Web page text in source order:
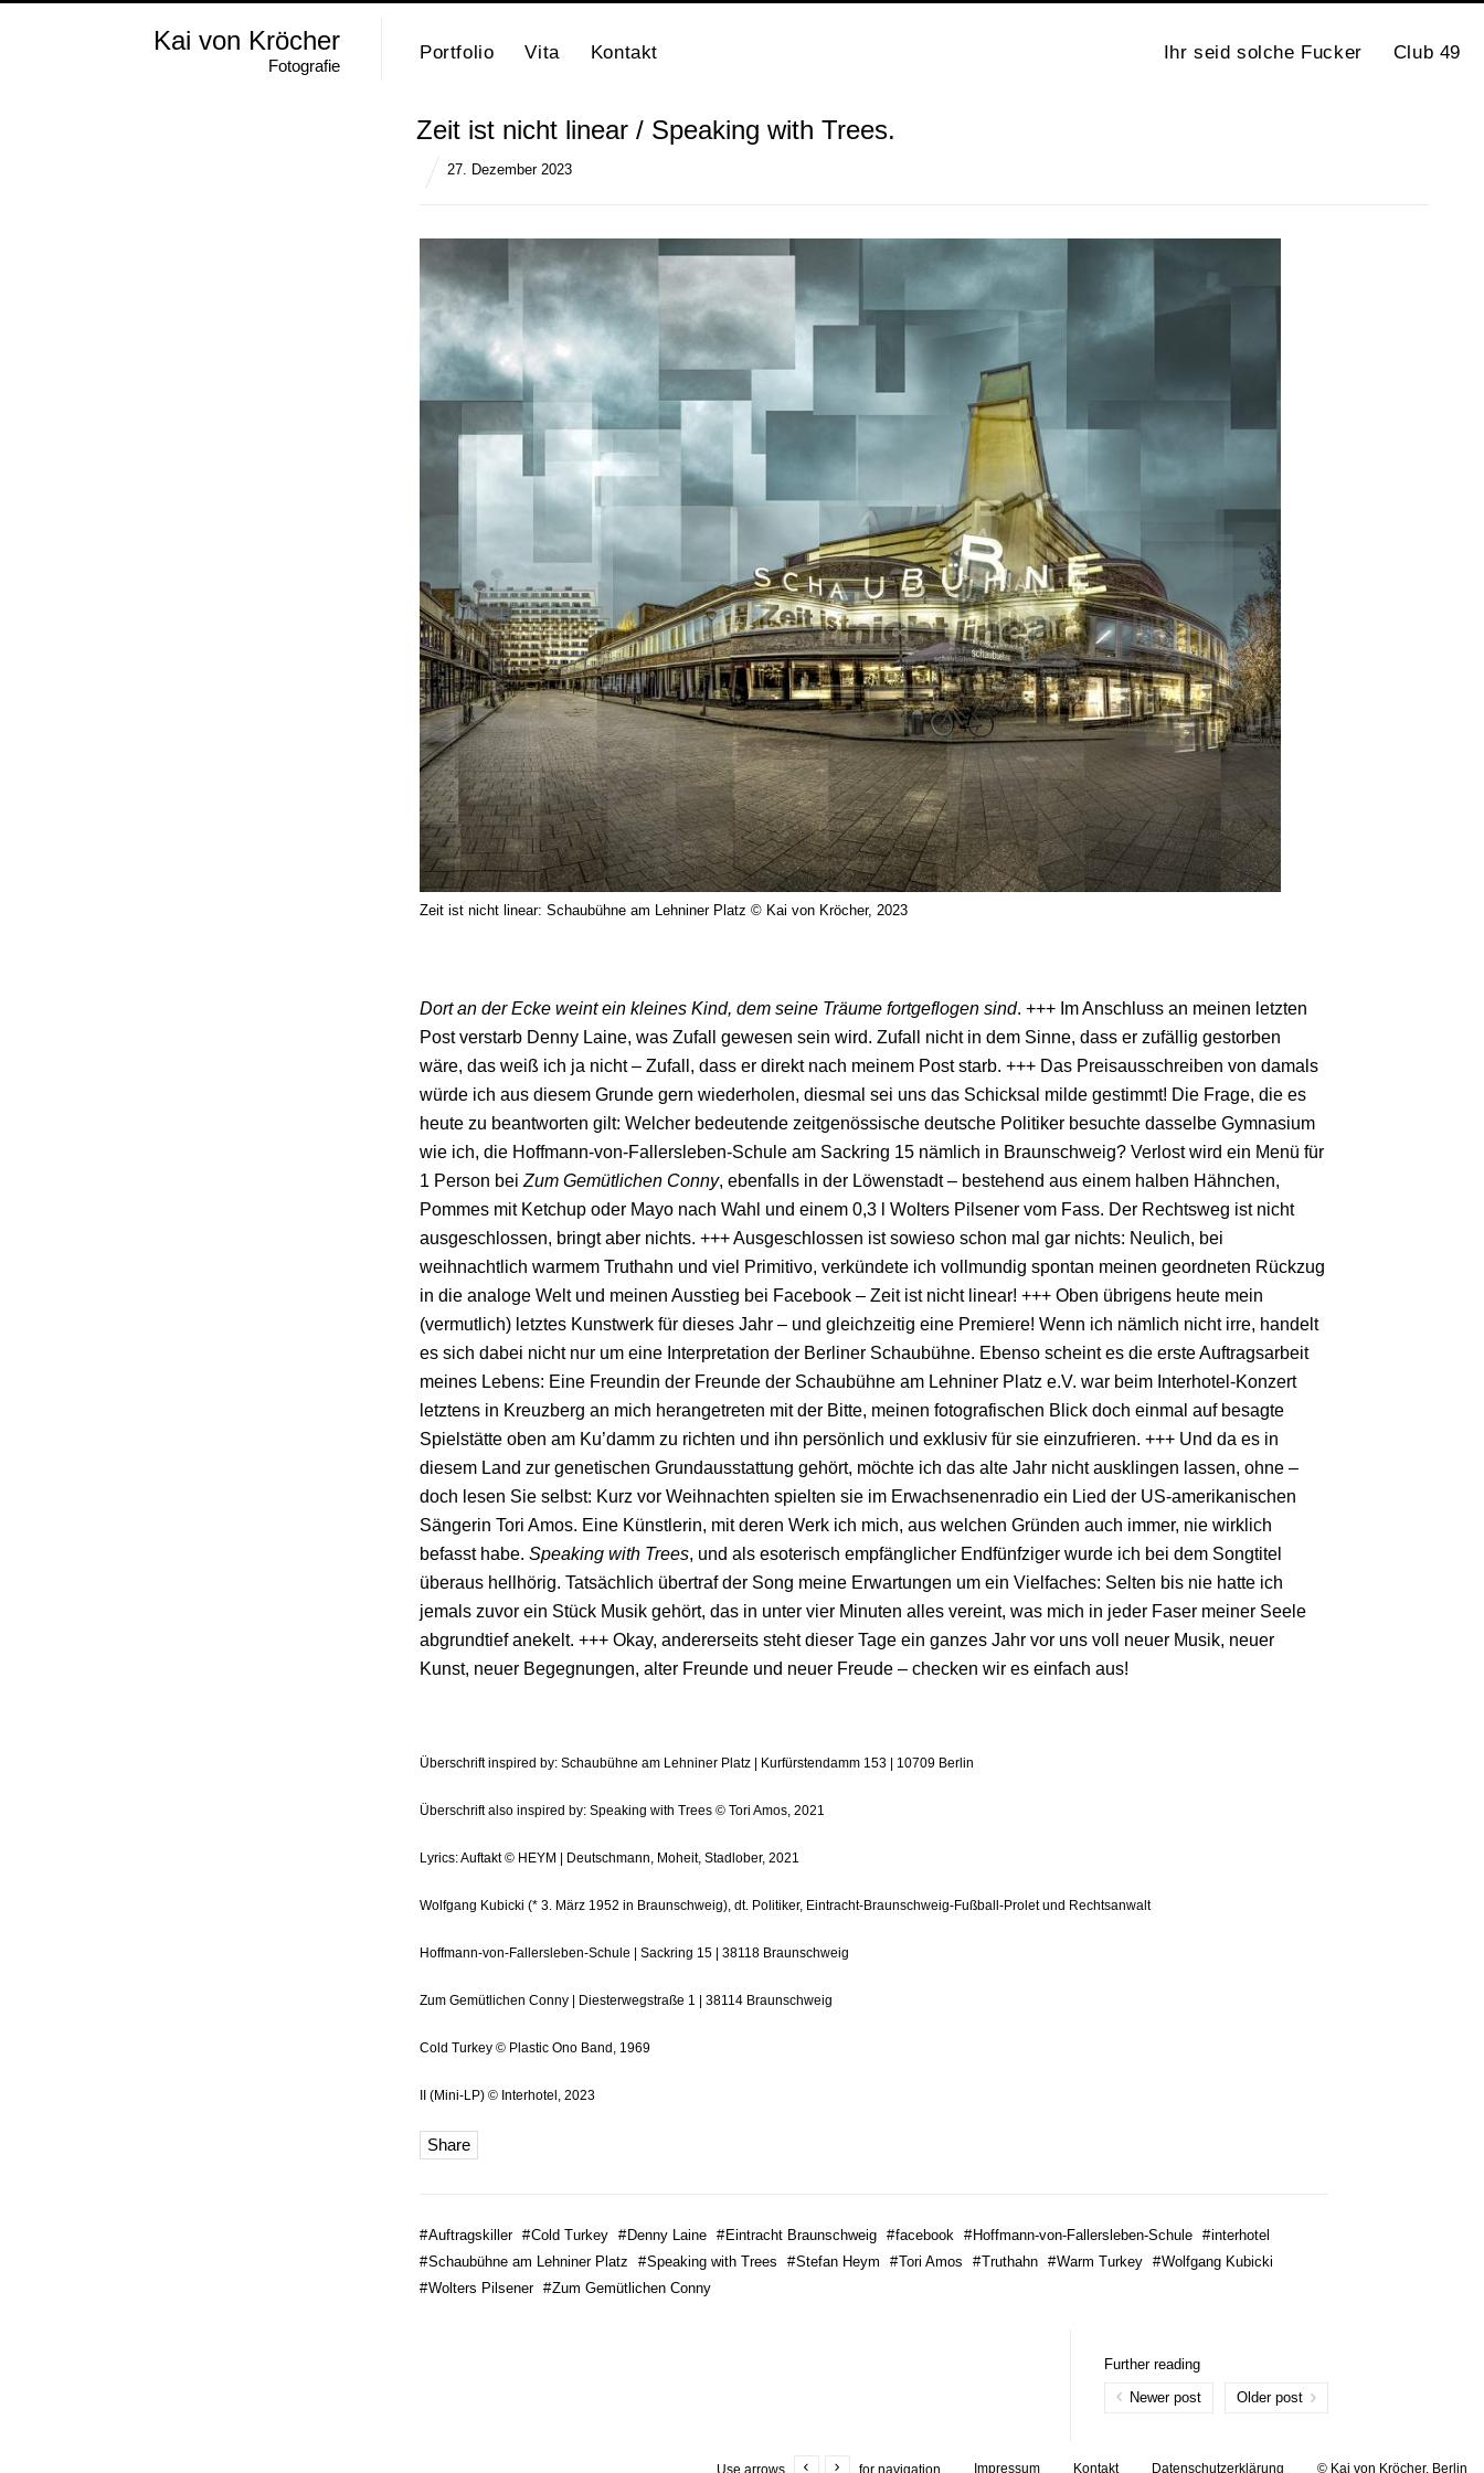
Kai von Kröcher
Fotografie
Portfolio Vita Kontakt Ihr seid solche Fucker Club 49
Zeit ist nicht linear / Speaking with Trees.
27. Dezember 2023
Zeit ist nicht linear: Schaubühne am Lehniner Platz © Kai von Kröcher, 2023
Dort an der Ecke weint ein kleines Kind, dem seine Träume fortgeflogen sind. +++ Im Anschluss an meinen letzten
Post verstarb Denny Laine, was Zufall gewesen sein wird. Zufall nicht in dem Sinne, dass er zufällig gestorben
wäre, das weiß ich ja nicht – Zufall, dass er direkt nach meinem Post starb. +++ Das Preisausschreiben von damals
würde ich aus diesem Grunde gern wiederholen, diesmal sei uns das Schicksal milde gestimmt! Die Frage, die es
heute zu beantworten gilt: Welcher bedeutende zeitgenössische deutsche Politiker besuchte dasselbe Gymnasium
wie ich, die Hoffmann-von-Fallersleben-Schule am Sackring 15 nämlich in Braunschweig? Verlost wird ein Menü für
1 Person beiZum Gemütlichen Conny, ebenfalls in der Löwenstadt – bestehend aus einem halben Hähnchen,
Pommes mit Ketchup oder Mayo nach Wahl und einem 0,3 l Wolters Pilsener vom Fass. Der Rechtsweg ist nicht
ausgeschlossen, bringt aber nichts. +++ Ausgeschlossen ist sowieso schon mal gar nichts: Neulich, bei
weihnachtlich warmem Truthahn und viel Primitivo, verkündete ich vollmundig spontan meinen geordneten Rückzug
in die analoge Welt und meinen Ausstieg bei Facebook – Zeit ist nicht linear! +++ Oben übrigens heute mein
(vermutlich) letztes Kunstwerk für dieses Jahr – und gleichzeitig eine Premiere! Wenn ich nämlich nicht irre, handelt
es sich dabei nicht nur um eine Interpretation der Berliner Schaubühne. Ebenso scheint es die erste Auftragsarbeit
meines Lebens: Eine Freundin der Freunde der Schaubühne am Lehniner Platz e.V. war beim Interhotel-Konzert
letztens in Kreuzberg an mich herangetreten mit der Bitte, meinen fotografischen Blick doch einmal auf besagte
Spielstätte oben am Ku’damm zu richten und ihn persönlich und exklusiv für sie einzufrieren. +++ Und da es in
diesem Land zur genetischen Grundausstattung gehört, möchte ich das alte Jahr nicht ausklingen lassen, ohne –
doch lesen Sie selbst: Kurz vor Weihnachten spielten sie im Erwachsenenradio ein Lied der US-amerikanischen
Sängerin Tori Amos. Eine Künstlerin, mit deren Werk ich mich, aus welchen Gründen auch immer, nie wirklich
befasst habe. Speaking with Trees, und als esoterisch empfänglicher Endfünfziger wurde ich bei dem Songtitel
überaus hellhörig. Tatsächlich übertraf der Song meine Erwartungen um ein Vielfaches: Selten bis nie hatte ich
jemals zuvor ein Stück Musik gehört, das in unter vier Minuten alles vereint, was mich in jeder Faser meiner Seele
abgrundtief anekelt. +++ Okay, andererseits steht dieser Tage ein ganzes Jahr vor uns voll neuer Musik, neuer
Kunst, neuer Begegnungen, alter Freunde und neuer Freude – checken wir es einfach aus!
Überschrift inspired by: Schaubühne am Lehniner Platz | Kurfürstendamm 153 | 10709 Berlin
Überschrift also inspired by: Speaking with Trees © Tori Amos, 2021
Lyrics: Auftakt © HEYM | Deutschmann, Moheit, Stadlober, 2021
Wolfgang Kubicki (* 3. März 1952 in Braunschweig), dt. Politiker, Eintracht-Braunschweig-Fußball-Prolet und Rechtsanwalt
Hoffmann-von-Fallersleben-Schule | Sackring 15 | 38118 Braunschweig
Zum Gemütlichen Conny | Diesterwegstraße 1 | 38114 Braunschweig
Cold Turkey © Plastic Ono Band, 1969
II (Mini-LP) © Interhotel, 2023
Share
#Auftragskiller #Cold Turkey # Denny Laine # Eintracht Braunschweig #facebook # Hoffmann-von-Fallersleben-Schule #interhotel
#Schaubühne am Lehniner Platz #Speaking with Trees #Stefan Heym #Tori Amos #Truthahn #Warm Turkey #Wolfgang Kubicki
#Wolters Pilsener #Zum Gemütlichen Conny
Further reading
Older post
Newer post
Impressum Kontakt Datenschutzerklärung © Kai von Kröcher, Berlin